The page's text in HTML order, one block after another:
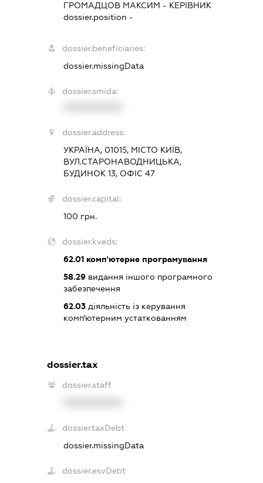
ГРОМАДЦОВ МАКСИМ - КЕРІВНИК
dossier.position -
dossier.beneficiaries:
dossier.missingData
dossier.smida:
dossier.address:
УКРАЇНА, 01015, МІСТО КИЇВ,
ВУЛ.СТАРОНАВОДНИЦЬКА,
БУДИНОК 13, ОФІС 47
dossier.capital:
100 грн.
dossier.kveds:
62.01 комп'ютерне програмування
58.29 видання іншого програмного
забезпечення
62.03 діяльність із керування
комп'ютерним устаткованням
dossier.tax
dossier.staff
dossier.taxDebt
dossier.missingData
dossier.esvDebt